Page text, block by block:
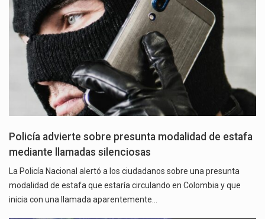
Policía advierte sobre presunta modalidad de estafa
mediante llamadas silenciosas
La Policía Nacional alertó a los ciudadanos sobre una presunta
modalidad de estafa que estaría circulando en Colombia y que
inicia con una llamada aparentemente…